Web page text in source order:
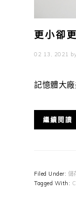
更小卻
02 13, 2021
記憶體大
繼續閱讀
Filed Under: 儲
Tagged With: